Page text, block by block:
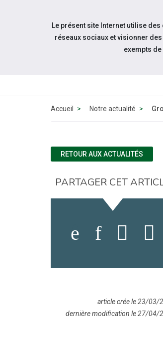
Aller au contenu
Accueil Notre actualité
RETOUR AUX ACTUALITÉS
PARTAGER CET
article crée le 23/03/
dernière modification le 27/04/
Le présent site Internet utilise
réseaux sociaux et visionner
exempts